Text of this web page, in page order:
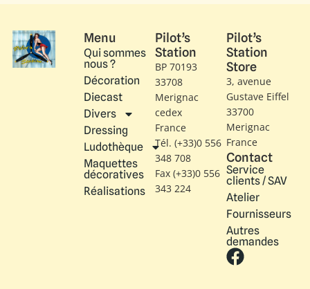
Menu
Qui sommes
nous ?
Décoration
Diecast
Divers
Dressing
Ludothèque
Maquettes
décoratives
Réalisations
Pilot’s
Station
BP 70193
33708
Merignac
cedex
France
Tél. (+33)0 556
348 708
Fax (+33)0 556
343 224
Pilot’s
Station
Store
3, avenue
Gustave Eiffel​
33700
Merignac
France
Contact
Service
clients / SAV
Atelier
Fournisseurs
Autres
demandes